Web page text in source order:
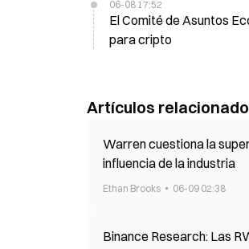
06-08 17:52
El Comité de Asuntos
para cripto
Artículos
Warren cuestiona la
influencia de la industria
Ethan Brooks 06-09 02:38
Binance Research: Las